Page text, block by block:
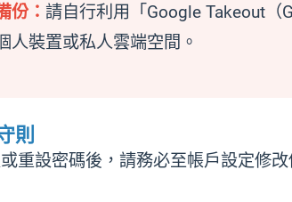
份：請自行利用「Google Takeout
人裝置或私人雲端空間。
則
重設密碼後，請務必至帳戶設定修